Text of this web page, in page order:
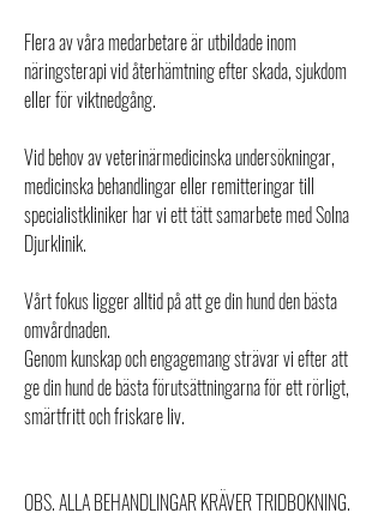
Flera av våra medarbetare är utbildade inom
näringsterapi vid återhämtning efter skada, sjukdom
eller för viktnedgång.
Vid behov av veterinärmedicinska undersökningar,
medicinska behandlingar eller remitteringar till
specialistkliniker har vi ett tätt samarbete med Solna
Djurklinik.
Vårt fokus ligger alltid på att ge din hund den bästa
omvårdnaden.
Genom kunskap och engagemang strävar vi efter att
ge din hund de bästa förutsättningarna för ett rörligt,
smärtfritt och friskare liv.
OBS. ALLA BEHANDLINGAR KRÄVER TRIDBOKNING.